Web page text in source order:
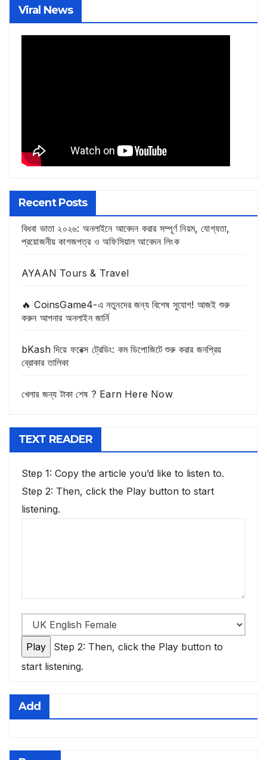
Viral News
Recent Posts
বিধবা ভাতা ২০২৬: অনলাইনে আবেদন করার সম্পূর্ণ নিয়ম, যোগ্যতা,
প্রয়োজনীয় কাগজপত্র ও অফিসিয়াল আবেদন লিংক
AYAAN Tours & Travel
🔥 CoinsGame4-এ নতুনদের জন্য বিশেষ সুযোগ! আজই শুরু
করুন আপনার অনলাইন জার্নি
bKash দিয়ে ফরেক্স ট্রেডিং: কম ডিপোজিটে শুরু করার জনপ্রিয়
ব্রোকার তালিকা
খেলার জন্য টাকা শেষ ? Earn Here Now
TEXT READER
Step 1: Copy the article you’d like to listen to.
Step 2: Then, click the Play button to start
listening.
Step 2: Then, click the Play button to
start listening.
Add